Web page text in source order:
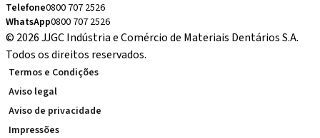
Telefone0800 707 2526
WhatsApp0800 707 2526
© 2026 JJGC Indústria e Comércio de Materiais Dentários S.A.
Todos os direitos reservados.
Termos e Condições
Aviso legal
Aviso de privacidade
Impressões